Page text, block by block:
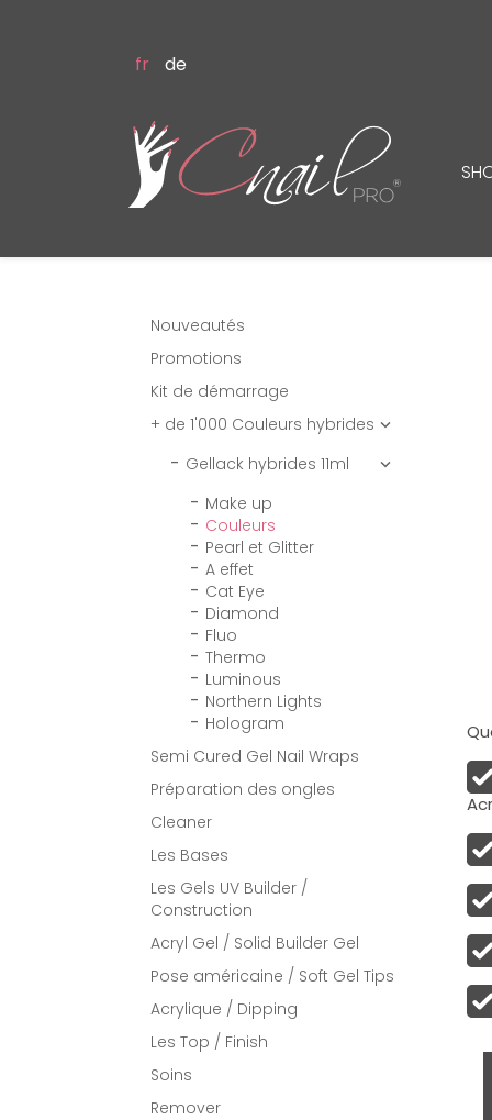
fr de
Nouveautés
Promotions
Kit de démarrage
+ de 1'000 Couleurs hybrides 
Gellack hybrides 11ml 
Make up
Couleurs
Pearl et Glitter
A effet
Cat Eye
Diamond
Fluo
Thermo
Luminous
Northern Lights
Hologram
Semi Cured Gel Nail Wraps
Préparation des ongles
Cleaner
Les Bases
Les Gels UV Builder /
Construction
Acryl Gel / Solid Builder Gel
Pose américaine / Soft Gel Tips
Acrylique / Dipping
Les Top / Finish
Soins
Remover